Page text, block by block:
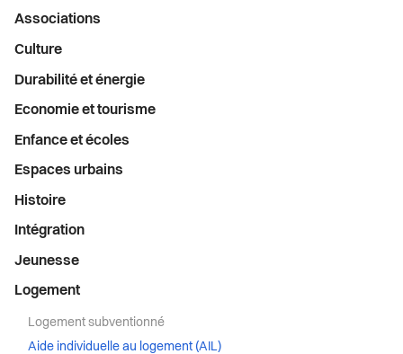
Religions
Sécurité
S’installer à Vevey
Sport
Transport et mobilité
Travail
Menu
latéral
Associations
Culture
Durabilité et énergie
Economie et tourisme
Enfance et écoles
Espaces urbains
Histoire
Intégration
Jeunesse
Logement
Logement subventionné
Aide individuelle au logement (AIL)